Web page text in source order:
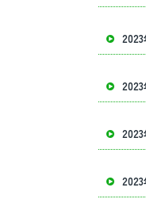
2023
2023